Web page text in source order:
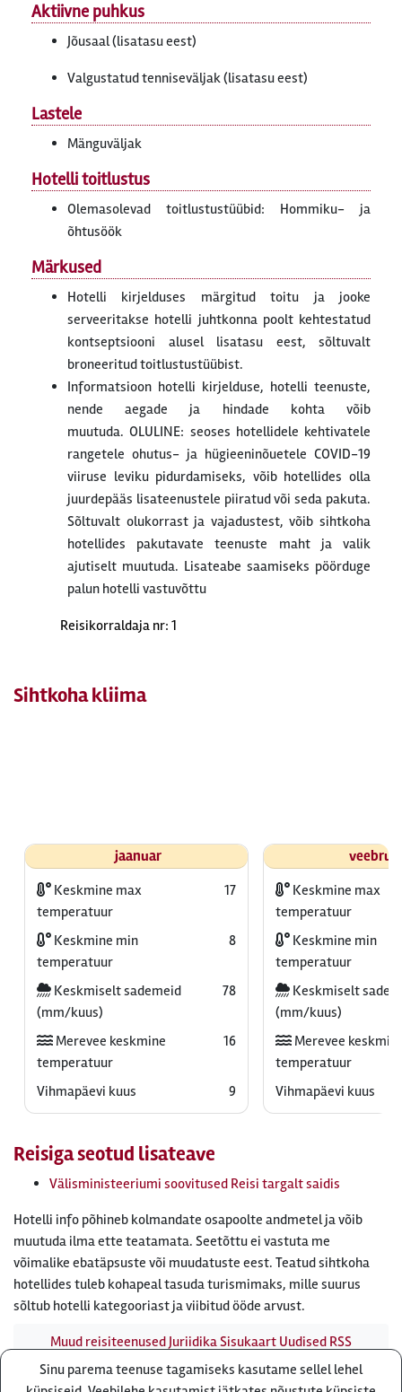
Aktiivne puhkus
Jõusaal (lisatasu eest)
Valgustatud tenniseväljak (lisatasu eest)
Lastele
Mänguväljak
Hotelli toitlustus
Olemasolevad toitlustustüübid: Hommiku- ja
õhtusöök
Märkused
Hotelli kirjelduses märgitud toitu ja jooke
serveeritakse hotelli juhtkonna poolt kehtestatud
kontseptsiooni alusel lisatasu eest, sõltuvalt
broneeritud toitlustustüübist.
Informatsioon hotelli kirjelduse, hotelli teenuste,
nende aegade ja hindade kohta võib
muutuda. OLULINE: seoses hotellidele kehtivatele
rangetele ohutus- ja hügieeninõuetele COVID-19
viiruse leviku pidurdamiseks, võib hotellides olla
juurdepääs lisateenustele piiratud või seda pakuta.
Sõltuvalt olukorrast ja vajadustest, võib sihtkoha
hotellides pakutavate teenuste maht ja valik
ajutiselt muutuda. Lisateabe saamiseks pöörduge
palun hotelli vastuvõttu
Reisikorraldaja nr: 1
Sihtkoha kliima
jaanuar
Keskmine max
temperatuur
17
Keskmine min
temperatuur
8
Keskmiselt sademeid
(mm/kuus)
78
Merevee keskmine
temperatuur
16
Vihmapäevi kuus 9
Keskmine max
temperatuur
Keskmine min
temperatuur
Keskmiselt
(mm/kuus)
Merevee
temperatuur
Vihmapäevi kuus
Reisiga seotud lisateave
Välisministeeriumi soovitused Reisi targalt saidis
Hotelli info põhineb kolmandate osapoolte andmetel ja võib
muutuda ilma ette teatamata. Seetõttu ei vastuta me
võimalike ebatäpsuste või muudatuste eest. Teatud sihtkoha
hotellides tuleb kohapeal tasuda turismimaks, mille suurus
sõltub hotelli kategooriast ja viibitud ööde arvust.
Küsi pakkumist
Muud reisiteenusedJuriidikaSisukaart Uudised RSS
uudisvoogFirmastÄrikliendileOtsi infot meie saidist
Sinu parema teenuse tagamiseks kasutame sellel lehel